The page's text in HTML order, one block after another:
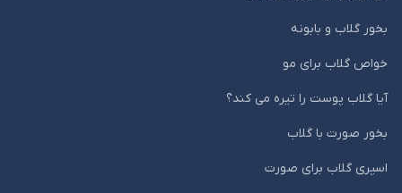
بخور گلاب و بابونه
خواص گلاب برای مو
آیا گلاب پوست را تیره می کند؟
بخور صورت با گلاب
اسپری گلاب برای صورت